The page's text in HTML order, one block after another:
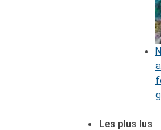
Les plus lus